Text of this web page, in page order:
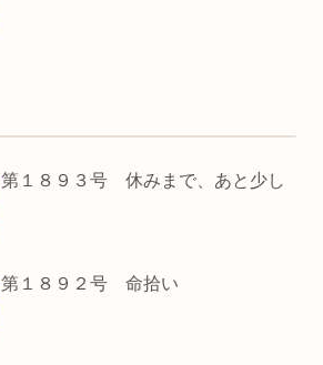
第１８９３号 休みまで、あと少し
第１８９２号 命拾い